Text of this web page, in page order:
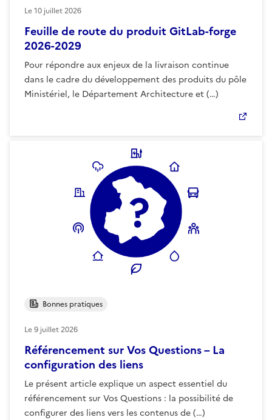
Feuille de route du produit GitLab-forge
2026-2029
Pour répondre aux enjeux de la livraison continue
dans le cadre du développement des produits du pôle
Ministériel, le Département Architecture et (…)
Le10 juillet 2026
Référencement sur Vos Questions – La
configuration des liens
Le présent article explique un aspect essentiel du
référencement sur Vos Questions : la possibilité de
configurer des liens vers les contenus de (…)
Bonnes pratiques
Le9 juillet 2026